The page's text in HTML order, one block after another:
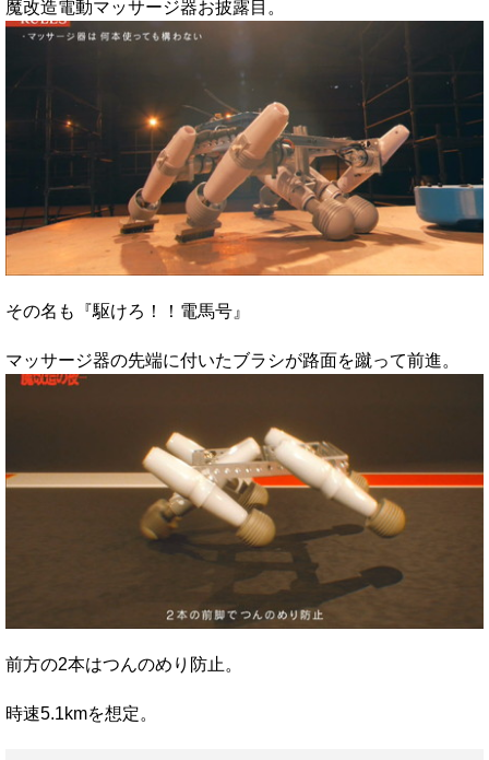
魔改造電動マッサージ器お披露目。
その名も『駆けろ！！電馬号』
マッサージ器の先端に付いたブラシが路面を蹴って前進。
前方の2本はつんのめり防止。
時速5.1kmを想定。